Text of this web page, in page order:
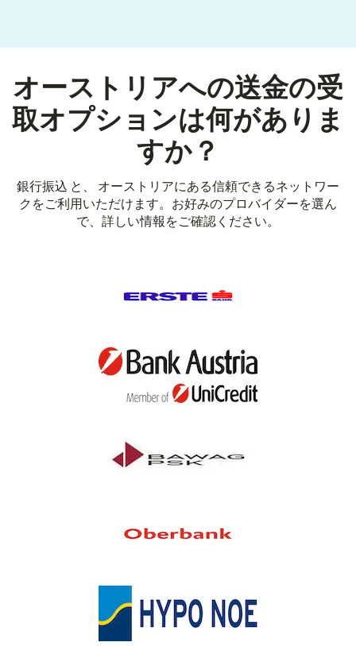
オーストリアへの送金の受
取オプションは何がありま
すか？
銀行振込 と、 オーストリアにある信頼できるネットワー
クをご利用いただけます。お好みのプロバイダーを選ん
で、詳しい情報をご確認ください。